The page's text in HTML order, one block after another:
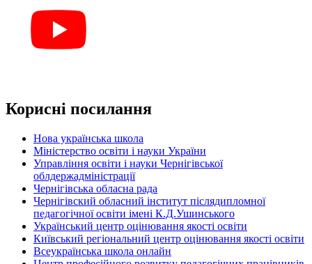
Корисні посилання
Нова українська школа
Міністерство освіти і науки України
Управління освіти і науки Чернігівської
облдержадміністрації
Чернігівська обласна рада
Чернігівский обласний інститут післядипломної
педагогічної освіти імені К.Д.Ушинського
Український центр оцінювання якості освіти
Київський регіональний центр оцінювання якості освіти
Всеукраїнська школа онлайн